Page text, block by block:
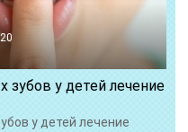
зубов у детей лечение
у детей лечение